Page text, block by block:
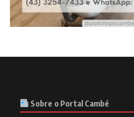
Sobre o Portal Cambé